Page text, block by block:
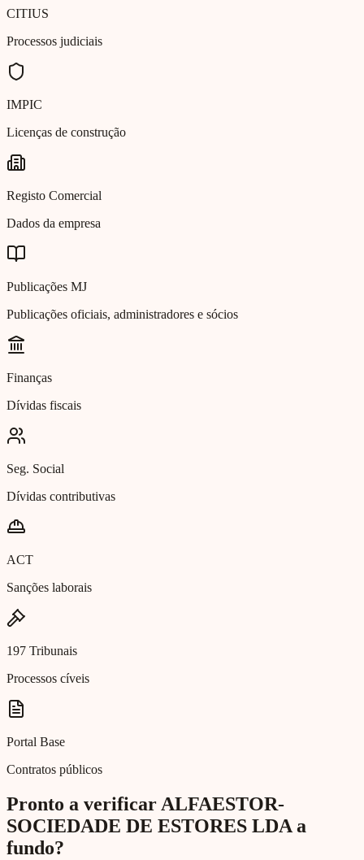
CITIUS
Processos judiciais
IMPIC
Licenças de construção
Registo Comercial
Dados da empresa
Publicações MJ
Publicações oficiais, administradores e sócios
Finanças
Dívidas fiscais
Seg. Social
Dívidas contributivas
ACT
Sanções laborais
197 Tribunais
Processos cíveis
Portal Base
Contratos públicos
Pronto a verificar ALFAESTOR-
SOCIEDADE DE ESTORES LDA a
fundo?